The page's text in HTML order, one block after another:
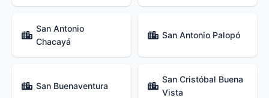
San Antonio
Chacayá
San Antonio Palopó
San Buenaventura
San Cristóbal Buena
Vista